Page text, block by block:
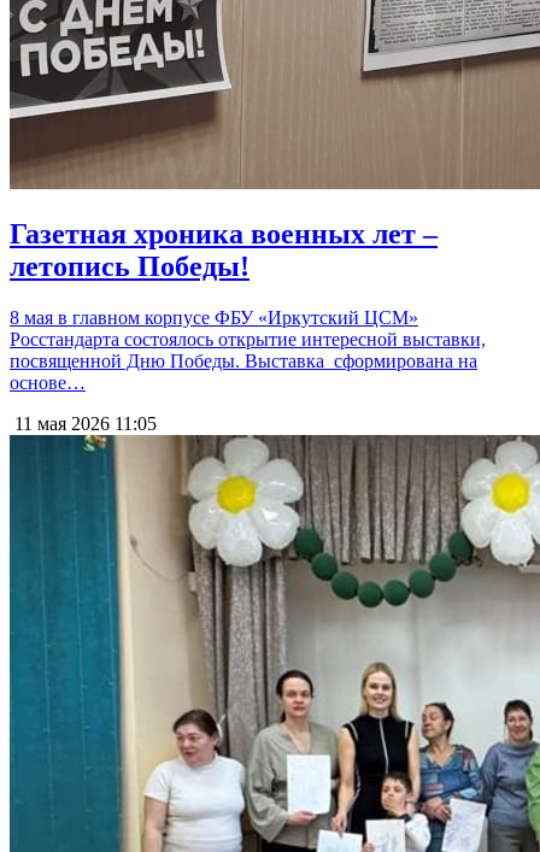
Газетная хроника военных лет –
летопись Победы!
8 мая в главном корпусе ФБУ «Иркутский ЦСМ»
Росстандарта состоялось открытие интересной выставки,
посвященной Дню Победы. Выставка сформирована на
основе…
11 мая 2026 11:05